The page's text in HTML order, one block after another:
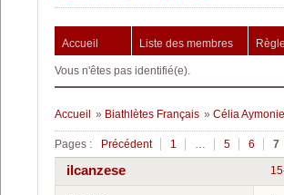
Accueil Liste des membres
Vous n'êtes pas identifié(e).
Accueil » Biathlètes Français » Célia
Pages : Précédent 1 … 5 6 7
ilcanzese